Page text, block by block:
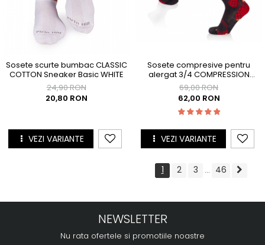
Sosete scurte bumbac CLASSIC
COTTON Sneaker Basic WHITE
24,90 RON
20,80 RON
VEZI VARIANTE
Sosete compresive pentru
alergat 3/4 COMPRESSION
SOCKS Antracit - Rosu
69,00 RON
62,00 RON
VEZI VARIANTE
1 2 3 ... 46
NEWSLETTER
Nu rata ofertele si promotiile noastre